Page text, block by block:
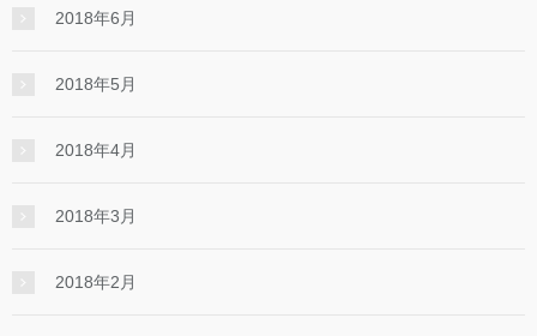
2018年6月
2018年5月
2018年4月
2018年3月
2018年2月